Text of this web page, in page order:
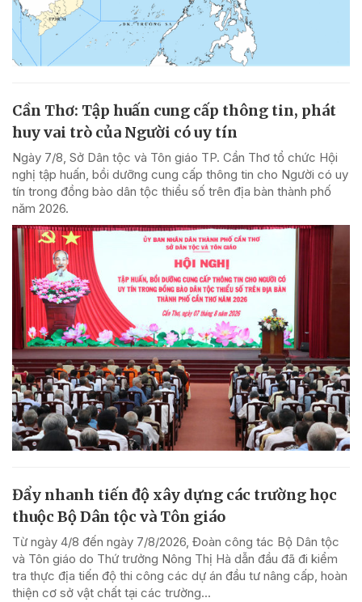
Cần Thơ: Tập huấn cung cấp thông tin, phát
huy vai trò của Người có uy tín
Ngày 7/8, Sở Dân tộc và Tôn giáo TP. Cần Thơ tổ chức Hội
nghị tập huấn, bồi dưỡng cung cấp thông tin cho Người có uy
tín trong đồng bào dân tộc thiểu số trên địa bàn thành phố
năm 2026.
Đẩy nhanh tiến độ xây dựng các trường học
thuộc Bộ Dân tộc và Tôn giáo
Từ ngày 4/8 đến ngày 7/8/2026, Đoàn công tác Bộ Dân tộc
và Tôn giáo do Thứ trưởng Nông Thị Hà dẫn đầu đã đi kiểm
tra thực địa tiến độ thi công các dự án đầu tư nâng cấp, hoàn
thiện cơ sở vật chất tại các trường...